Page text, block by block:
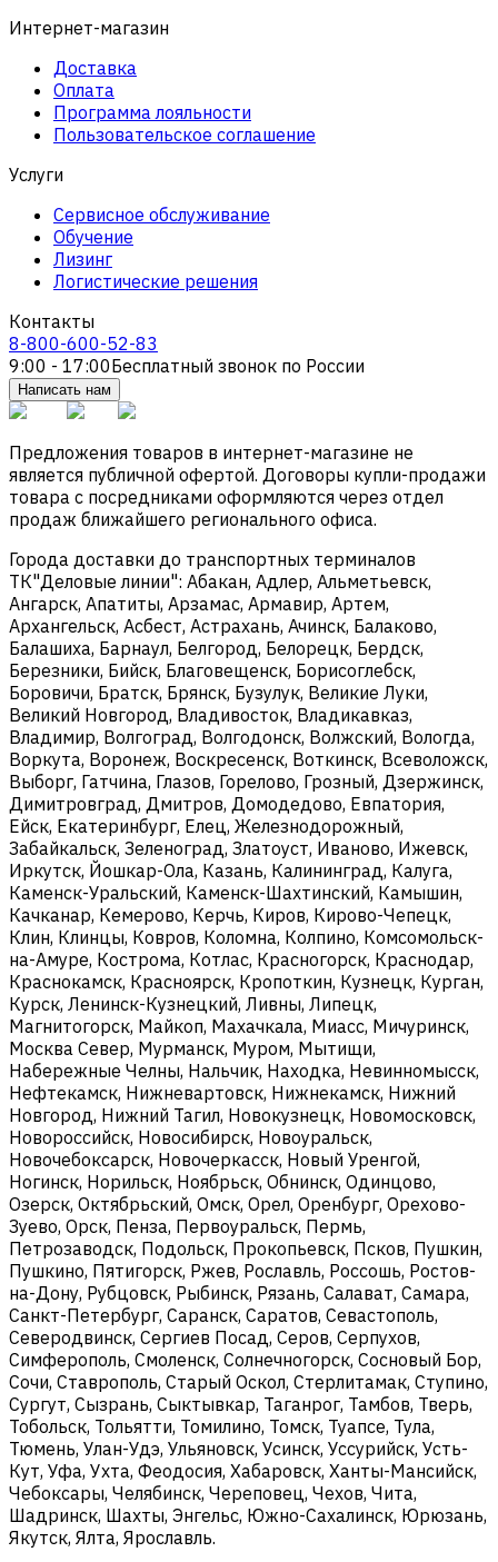
Интернет-магазин
Доставка
Оплата
Программа лояльности
Пользовательское соглашение
Услуги
Сервисное обслуживание
Обучение
Лизинг
Логистические решения
Контакты
8-800-600-52-83
9:00 - 17:00Бесплатный звонок по России
Написать нам
Предложения товаров в интернет-магазине не
является публичной офертой. Договоры купли-продажи
товара с посредниками оформляются через отдел
продаж ближайшего регионального офиса.
Города доставки до транспортных терминалов
ТК"Деловые линии": Абакан, Адлер, Альметьевск,
Ангарск, Апатиты, Арзамас, Армавир, Артем,
Архангельск, Асбест, Астрахань, Ачинск, Балаково,
Балашиха, Барнаул, Белгород, Белорецк, Бердск,
Березники, Бийск, Благовещенск, Борисоглебск,
Боровичи, Братск, Брянск, Бузулук, Великие Луки,
Великий Новгород, Владивосток, Владикавказ,
Владимир, Волгоград, Волгодонск, Волжский, Вологда,
Воркута, Воронеж, Воскресенск, Воткинск, Всеволожск,
Выборг, Гатчина, Глазов, Горелово, Грозный, Дзержинск,
Димитровград, Дмитров, Домодедово, Евпатория,
Ейск, Екатеринбург, Елец, Железнодорожный,
Забайкальск, Зеленоград, Златоуст, Иваново, Ижевск,
Иркутск, Йошкар-Ола, Казань, Калининград, Калуга,
Каменск-Уральский, Каменск-Шахтинский, Камышин,
Качканар, Кемерово, Керчь, Киров, Кирово-Чепецк,
Клин, Клинцы, Ковров, Коломна, Колпино, Комсомольск-
на-Амуре, Кострома, Котлас, Красногорск, Краснодар,
Краснокамск, Красноярск, Кропоткин, Кузнецк, Курган,
Курск, Ленинск-Кузнецкий, Ливны, Липецк,
Магнитогорск, Майкоп, Махачкала, Миасс, Мичуринск,
Москва Север, Мурманск, Муром, Мытищи,
Набережные Челны, Нальчик, Находка, Невинномысск,
Нефтекамск, Нижневартовск, Нижнекамск, Нижний
Новгород, Нижний Тагил, Новокузнецк, Новомосковск,
Новороссийск, Новосибирск, Новоуральск,
Новочебоксарск, Новочеркасск, Новый Уренгой,
Ногинск, Норильск, Ноябрьск, Обнинск, Одинцово,
Озерск, Октябрьский, Омск, Орел, Оренбург, Орехово-
Зуево, Орск, Пенза, Первоуральск, Пермь,
Петрозаводск, Подольск, Прокопьевск, Псков, Пушкин,
Пушкино, Пятигорск, Ржев, Рославль, Россошь, Ростов-
на-Дону, Рубцовск, Рыбинск, Рязань, Салават, Самара,
Санкт-Петербург, Саранск, Саратов, Севастополь,
Северодвинск, Сергиев Посад, Серов, Серпухов,
Симферополь, Смоленск, Солнечногорск, Сосновый Бор,
Сочи, Ставрополь, Старый Оскол, Стерлитамак, Ступино,
Сургут, Сызрань, Сыктывкар, Таганрог, Тамбов, Тверь,
Тобольск, Тольятти, Томилино, Томск, Туапсе, Тула,
Тюмень, Улан-Удэ, Ульяновск, Усинск, Уссурийск, Усть-
Кут, Уфа, Ухта, Феодосия, Хабаровск, Ханты-Мансийск,
Чебоксары, Челябинск, Череповец, Чехов, Чита,
Шадринск, Шахты, Энгельс, Южно-Сахалинск, Юрюзань,
Якутск, Ялта, Ярославль.